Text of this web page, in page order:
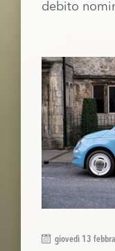
debito
giovedì 13